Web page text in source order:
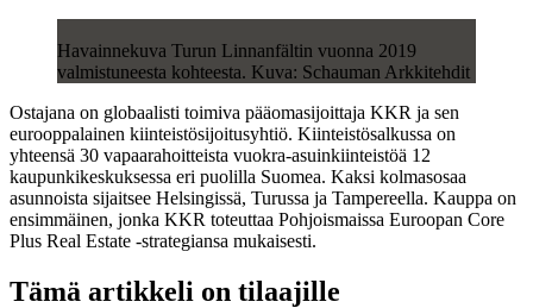
Havainnekuva Turun Linnanfältin vuonna 2019
valmistuneesta kohteesta. Kuva: Schauman Arkkitehdit
Ostajana on globaalisti toimiva pääomasijoittaja KKR ja sen
eurooppalainen kiinteistösijoitusyhtiö. Kiinteistösalkussa on
yhteensä 30 vapaarahoitteista vuokra-asuinkiinteistöä 12
kaupunkikeskuksessa eri puolilla Suomea. Kaksi kolmasosaa
asunnoista sijaitsee Helsingissä, Turussa ja Tampereella. Kauppa on
ensimmäinen, jonka KKR toteuttaa Pohjoismaissa Euroopan Core
Plus Real Estate -strategiansa mukaisesti.
Tämä artikkeli on tilaajille